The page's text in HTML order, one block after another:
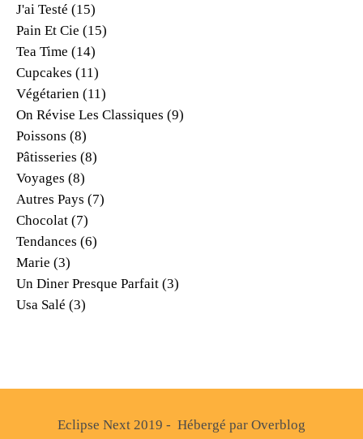
J'ai Testé (15)
Pain Et Cie (15)
Tea Time (14)
Cupcakes (11)
Végétarien (11)
On Révise Les Classiques (9)
Poissons (8)
Pâtisseries (8)
Voyages (8)
Autres Pays (7)
Chocolat (7)
Tendances (6)
Marie (3)
Un Diner Presque Parfait (3)
Usa Salé (3)
Eclipse Next 2019 - Hébergé par Overblog